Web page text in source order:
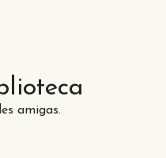
amigas.